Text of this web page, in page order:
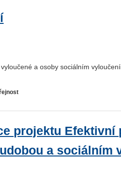
a osoby sociálním
projektu Efektivní
a sociálním